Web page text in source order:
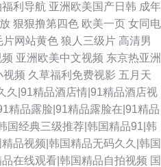
利导航 亚洲欧美国产日韩 成年
狠狠撸第四色 欧美一页 女同电
片网站黄色 狼人三级片 高清男
亚洲欧美中文视频 东京热亚洲
视频 久草福利免费视影 五月天
久|91精品酒店情|91精品酒店视
精品露脸|91精品露脸在|91精品
国经典三级推荐|韩国精品91|韩
品视频|韩国精品无码久久|韩国
在线观看|韩国精品自拍视频 国